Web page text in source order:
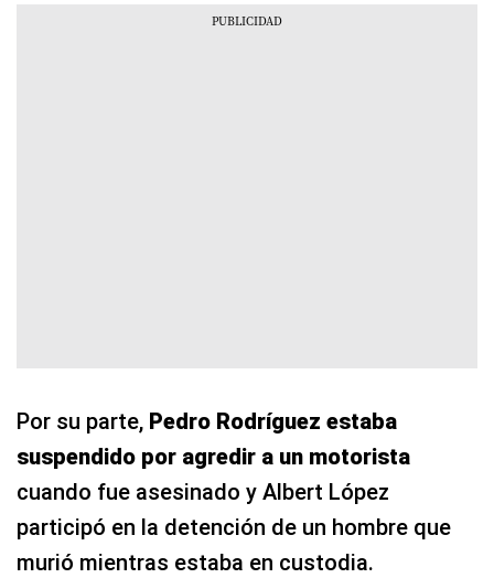
Por su parte, Pedro Rodríguez estaba
suspendido por agredir a un motorista
cuando fue asesinado y Albert López
participó en la detención de un hombre que
murió mientras estaba en custodia.